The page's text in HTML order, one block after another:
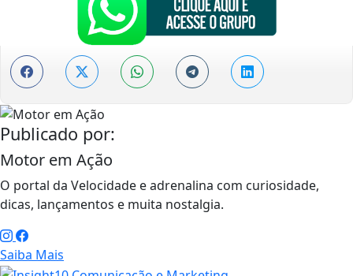
Publicado por:
Motor em Ação
O portal da Velocidade e adrenalina com curiosidade,
dicas, lançamentos e muita nostalgia.
Saiba Mais